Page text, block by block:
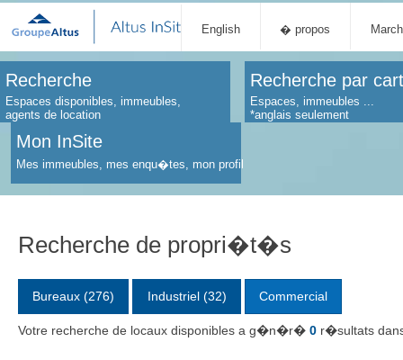
English � propos
Recherche
Espaces disponibles, immeubles,
agents de location
Recherche par
Espaces, immeubles ...
*anglais seulement
Mon InSite
Mes immeubles, mes enqu�tes, mon profil
Recherche de propri�t�s
Bureaux (276) Industriel (32) Commercial
Votre recherche de locaux disponibles a g�n�r� 0r�sultats